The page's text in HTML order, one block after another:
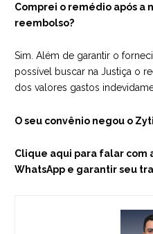
Comprei o remédio após a
reembolso?
Sim. Além de garantir o
possível buscar na Justiça o
dos valores gastos
O seu convênio negou o
Clique aqui para falar com
WhatsApp e garantir seu